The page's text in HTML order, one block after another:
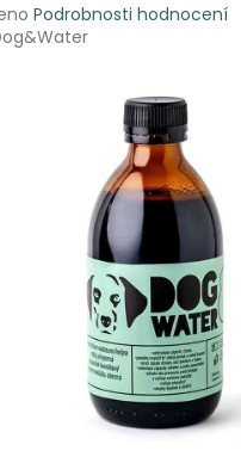
Podrobnosti hodnocení